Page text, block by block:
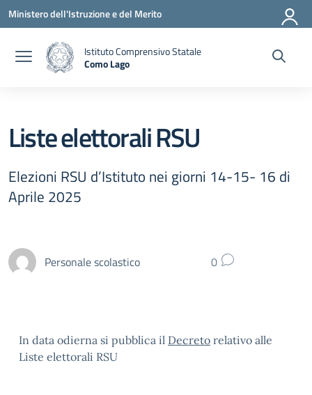
Vai ai contenuti
Vai al menu di navigazione
Vai al footer
Ministero dell'Istruzione e del Merito
Istituto Comprensivo Statale
Como Lago
— Visita la pagina iniziale della scuola
Liste elettorali RSU
Elezioni RSU d’Istituto nei giorni 14-15- 16 di
Aprile 2025
Personale scolastico 0
In data odierna si pubblica il Decreto relativo alle
Liste elettorali RSU